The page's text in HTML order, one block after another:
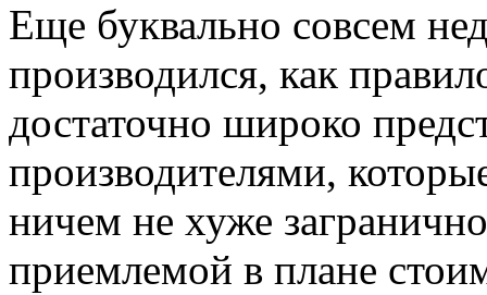
Еще буквально совсем
производился, как
достаточно широко
производителями,
ничем не хуже
приемлемой в плане